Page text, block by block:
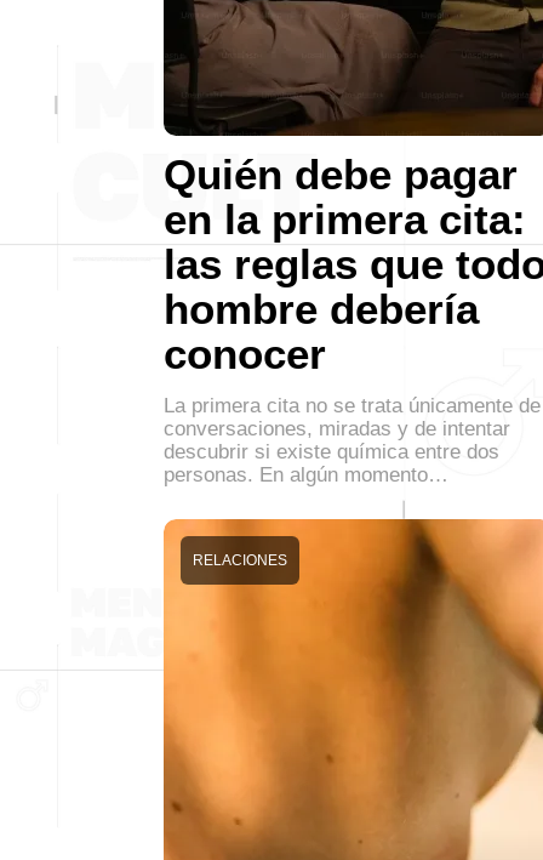
Quién debe pagar
en la primera cita:
las reglas que
hombre debería
conocer
La primera cita no se trata únicamente de
conversaciones, miradas y de intentar
descubrir si existe química entre dos
personas. En algún momento…
RELACIONES